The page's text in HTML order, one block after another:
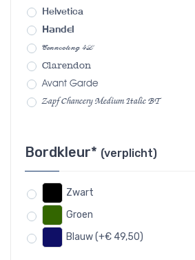
Helvetica
Handel
Connecting 4L
Clarendon
Avant Garde
Zapf Chancery Medium Italic BT
Bordkleur* (verplicht)
Zwart
Groen
Blauw (+€ 49,50)